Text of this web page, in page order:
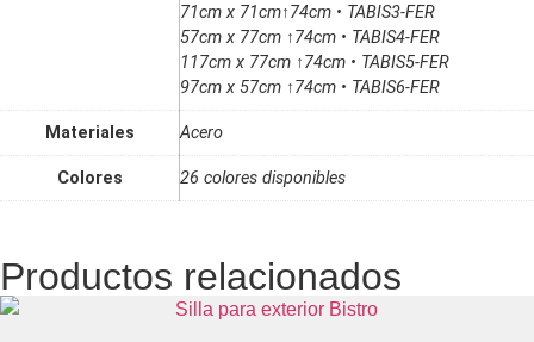
71cm x 71cm↑74cm • TABIS3-FER
57cm x 77cm ↑74cm • TABIS4-FER
117cm x 77cm ↑74cm • TABIS5-FER
97cm x 57cm ↑74cm • TABIS6-FER
Materiales Acero
Colores 26 colores disponibles
Productos relacionados